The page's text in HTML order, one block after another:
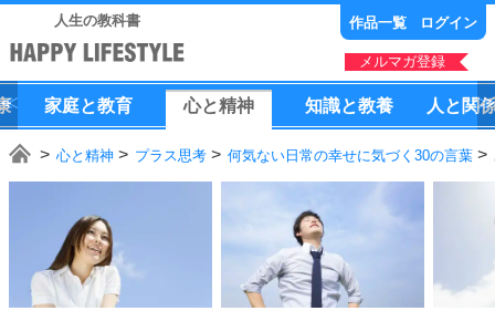
人生の教科書 作品一覧 ログイン
メルマガ登録
家庭と教育 心と精神 知識と教養 人 と 関
心と精神 プラス思考 何気ない日常の幸せに気づく30の言葉